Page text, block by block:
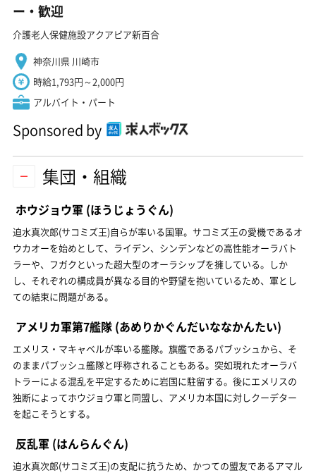
ー・歓迎
介護老人保健施設アクアピア新百合
神奈川県 川崎市
時給1,793円～2,000円
アルバイト・パート
Sponsored by
集団・組織
ホウジョウ軍 (ほうじょうぐん)
迫水真次郎(サコミズ王)自らが率いる国軍。サコミズ王の愛機であるオ
ウカオーを始めとして、ライデン、シンデンなどの高性能オーラバト
ラーや、フガクといった超大型のオーラシップを擁している。しか
し、それぞれの構成員が異なる目的や野望を抱いているため、軍とし
ての結束に問題がある。
アメリカ軍第7艦隊 (あめりかぐんだいななかんたい)
エメリス・マキャベルが率いる艦隊。旗艦であるパブッシュから、そ
のままパブッシュ艦隊と呼称されることもある。突如現れたオーラバ
トラーによる混乱を平定するために岩国に駐留する。後にエメリスの
独断によってホウジョウ軍と同盟し、アメリカ本国に対しクーデター
を起こそうとする。
反乱軍 (はんらんぐん)
迫水真次郎(サコミズ王)の支配に抗うため、かつての盟友であるアマル